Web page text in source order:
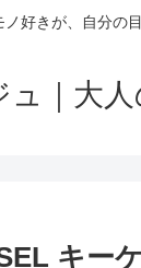
ノ好きが、自分の
ュ｜大
キー